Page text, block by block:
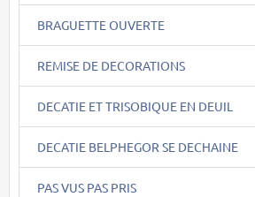
BRAGUETTE OUVERTE
REMISE DE DECORATIONS
DECATIE ET TRISOBIQUE EN DEUIL
DECATIE BELPHEGOR SE DECHAINE
PAS VUS PAS PRIS